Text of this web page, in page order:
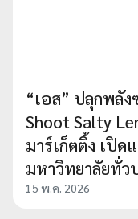
“เอส” ปลุกพลั
Shoot Salty
มาร์เก็ตติ้ง เปิ
มหาวิทยาลัยทั่ว
15 พ.ค. 2026